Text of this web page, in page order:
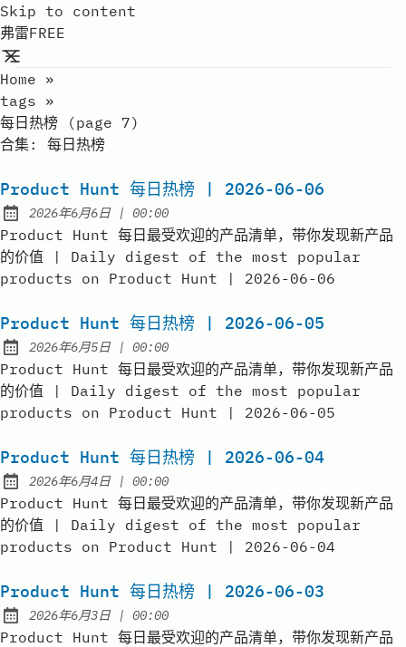
Skip to content
弗雷FREE
Home »
tags »
每日热榜 (page 7)
合集: 每日热榜
Product Hunt 每日热榜 | 2026-06-06
Published:
2026年6月6日| at
00:00
Product Hunt 每日最受欢迎的产品清单，带你发现新产品
的价值 | Daily digest of the most popular
products on Product Hunt | 2026-06-06
Product Hunt 每日热榜 | 2026-06-05
Published:
2026年6月5日| at
00:00
Product Hunt 每日最受欢迎的产品清单，带你发现新产品
的价值 | Daily digest of the most popular
products on Product Hunt | 2026-06-05
Product Hunt 每日热榜 | 2026-06-04
Published:
2026年6月4日| at
00:00
Product Hunt 每日最受欢迎的产品清单，带你发现新产品
的价值 | Daily digest of the most popular
products on Product Hunt | 2026-06-04
Product Hunt 每日热榜 | 2026-06-03
Published:
2026年6月3日| at
00:00
Product Hunt 每日最受欢迎的产品清单，带你发现新产品